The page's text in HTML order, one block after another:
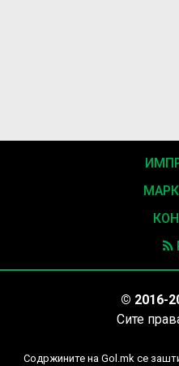
© 2016-
Сите
Содржините на Gol.mk се